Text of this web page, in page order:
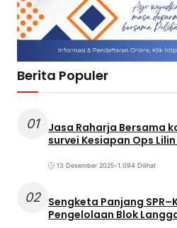
Berita Populer
01
Jasa Raharja Bersama
survei Kesiapan Ops
13 Desember 2025•1.094 Dilihat
02 Sengketa Panjang
Pengelolaan Blok